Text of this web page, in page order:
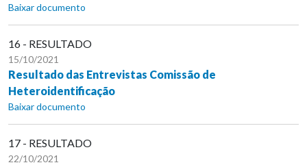
Baixar documento
16 - RESULTADO
15/10/2021
Resultado das Entrevistas Comissão de
Heteroidentificação
Baixar documento
17 - RESULTADO
22/10/2021